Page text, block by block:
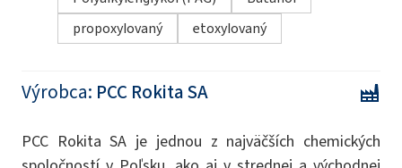
propoxylovaný
etoxylovaný
Výrobca: PCC Rokita SA
PCC Rokita SA je jednou z najväčších chemických